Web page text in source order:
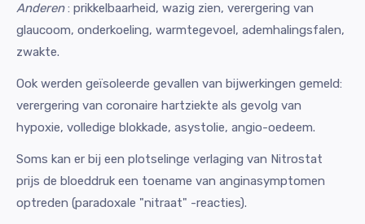
Anderen: prikkelbaarheid, wazig zien, verergering van
glaucoom, onderkoeling, warmtegevoel, ademhalingsfalen,
zwakte.
Ook werden geïsoleerde gevallen van bijwerkingen gemeld:
verergering van coronaire hartziekte als gevolg van
hypoxie, volledige blokkade, asystolie, angio-oedeem.
Soms kan er bij een plotselinge verlaging van Nitrostat
prijs de bloeddruk een toename van anginasymptomen
optreden (paradoxale "nitraat" -reacties).